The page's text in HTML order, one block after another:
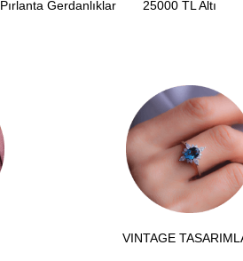
Pırlanta Gerdanlıklar 25000 TL Altı
VINTAGE